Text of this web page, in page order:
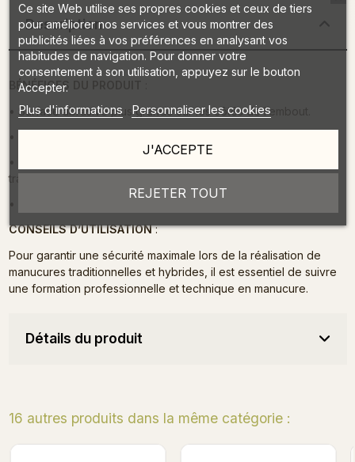
Description
BÉNÉFICES DU PRODUIT
• Surface abrasive plus grande sur les côtés de l’embout.
travail.
CONSEILS D’UTILISATION:
Pour garantir une sécurité maximale lors de la réalisation de
manucures traditionnelles et hybrides, il est essentiel de suivre
une formation professionnelle et technique en manucure.
Détails du produit
16 autres produits dans la même catégorie :
Ce site Web utilise ses propres cookies et ceux de tiers
pour améliorer nos services et vous montrer des
publicités liées à vos préférences en analysant vos
habitudes de navigation. Pour donner votre
consentement à son utilisation, appuyez sur le bouton
Accepter.
Plus d'informations Personnaliser les cookies
REJETER TOUT
J'ACCEPTE